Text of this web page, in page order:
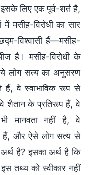
लिए एक पूर्व-शर्त है,
मसीह-विरोधी का सार
विश्वासी हैं—मसीह-
है। मसीह-विरोधी के
ये लोग सत्य का अनुसरण
वे स्वाभाविक रूप से
शैतान के प्रतिरूप हैं, वे
मानवता नहीं है, वे
हैं, और ऐसे लोग सत्य से
है? इसका अर्थ है कि
तथ्य को स्वीकार नहीं